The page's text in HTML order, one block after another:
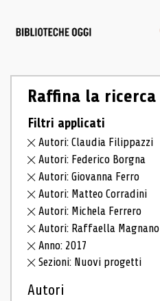
Raffina la ricerca
Filtri applicati
Autori: Claudia Filippazzi
Autori: Federico Borgna
Autori: Giovanna Ferro
Autori: Matteo Corradini
Autori: Michela Ferrero
Autori: Raffaella Magnano
Anno: 2017
Sezioni: Nuovi progetti
Autori